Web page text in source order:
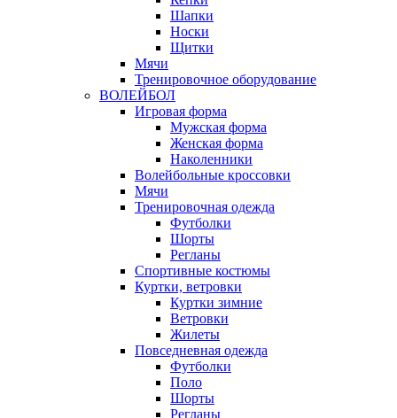
Шапки
Носки
Щитки
Мячи
Тренировочное оборудование
ВОЛЕЙБОЛ
Игровая форма
Мужская форма
Женская форма
Наколенники
Волейбольные кроссовки
Мячи
Тренировочная одежда
Футболки
Шорты
Регланы
Спортивные костюмы
Куртки, ветровки
Куртки зимние
Ветровки
Жилеты
Повседневная одежда
Футболки
Поло
Шорты
Регланы